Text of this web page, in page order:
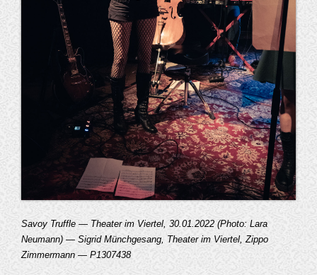
Savoy Truffle — Theater im Viertel, 30.01.2022 (Photo: Lara
Neumann) — Sigrid Münchgesang, Theater im Viertel, Zippo
Zimmermann — P1307438